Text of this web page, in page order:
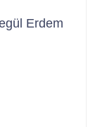
Erdem